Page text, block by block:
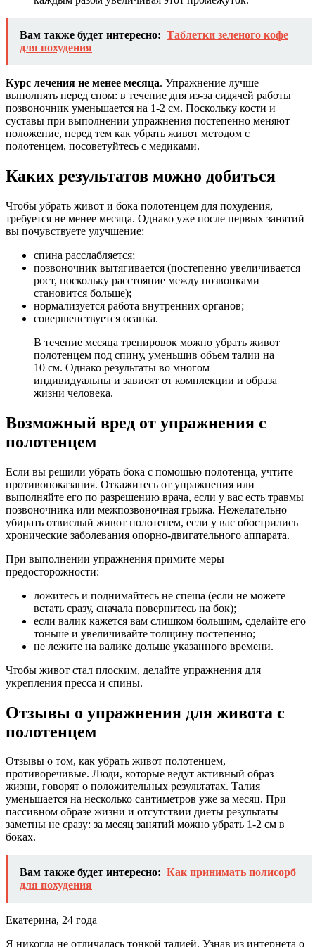
Вам также будет интересно: Таблетки зеленого кофе
для похудения
Курс лечения не менее месяца. Упражнение лучше
выполнять перед сном: в течение дня из-за сидячей работы
позвоночник уменьшается на 1-2 см. Поскольку кости и
суставы при выполнении упражнения постепенно меняют
положение, перед тем как убрать живот методом с
полотенцем, посоветуйтесь с медиками.
Каких результатов можно добиться
Чтобы убрать живот и бока полотенцем для похудения,
требуется не менее месяца. Однако уже после первых занятий
вы почувствуете улучшение:
спина расслабляется;
позвоночник вытягивается (постепенно увеличивается
рост, поскольку расстояние между позвонками
становится больше);
нормализуется работа внутренних органов;
совершенствуется осанка.
В течение месяца тренировок можно убрать живот
полотенцем под спину, уменьшив объем талии на
10 см. Однако результаты во многом
индивидуальны и зависят от комплекции и образа
жизни человека.
Возможный вред от упражнения с
полотенцем
Если вы решили убрать бока с помощью полотенца, учтите
противопоказания. Откажитесь от упражнения или
выполняйте его по разрешению врача, если у вас есть травмы
позвоночника или межпозвоночная грыжа. Нежелательно
убирать отвислый живот полотенем, если у вас обострились
хронические заболевания опорно-двигательного аппарата.
При выполнении упражнения примите меры
предосторожности:
ложитесь и поднимайтесь не спеша (если не можете
встать сразу, сначала повернитесь на бок);
если валик кажется вам слишком большим, сделайте его
тоньше и увеличивайте толщину постепенно;
не лежите на валике дольше указанного времени.
Чтобы живот стал плоским, делайте упражнения для
укрепления пресса и спины.
Отзывы о упражнения для живота с
полотенцем
Отзывы о том, как убрать живот полотенцем,
противоречивые. Люди, которые ведут активный образ
жизни, говорят о положительных результатах. Талия
уменьшается на несколько сантиметров уже за месяц. При
пассивном образе жизни и отсутствии диеты результаты
заметны не сразу: за месяц занятий можно убрать 1-2 см в
боках.
Вам также будет интересно: Как принимать полисорб
для похудения
Екатерина, 24 года
Я никогда не отличалась тонкой талией. Узнав из интернета о